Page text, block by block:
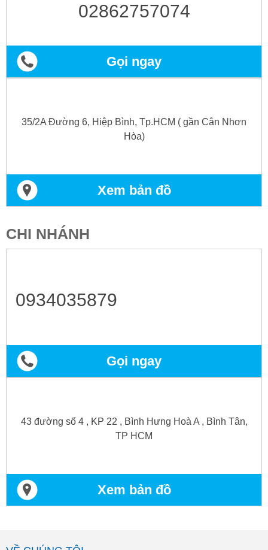
02862757074
Gọi ngay
35/2A Đường 6, Hiệp Bình, Tp.HCM ( gần Cân Nhơn
Hòa)
Xem bản đồ
CHI NHÁNH
0934035879
Gọi ngay
43 đường số 4 , KP 22 , Bình Hưng Hoà A , Bình Tân,
TP HCM
Xem bản đồ